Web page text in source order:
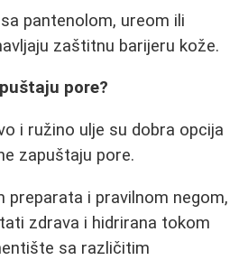
pantenolom, ureom ili
zaštitnu barijeru kože.
pore?
i ružino ulje su dobra opcija
zapuštaju pore.
preparata i pravilnom negom,
zdrava i hidrirana tokom
sa različitim